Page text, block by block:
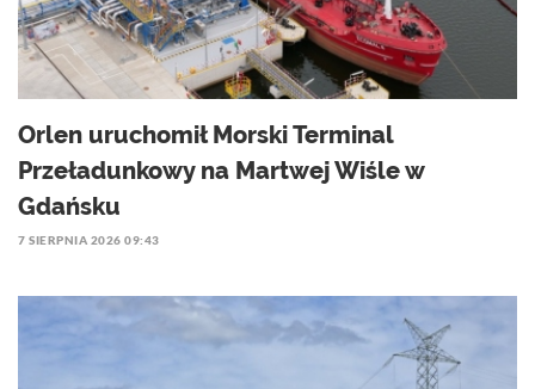
Orlen uruchomił Morski Terminal
Przeładunkowy na Martwej Wiśle w
Gdańsku
7 SIERPNIA 2026 09:43